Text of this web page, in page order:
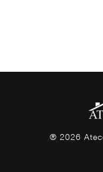
® 2026